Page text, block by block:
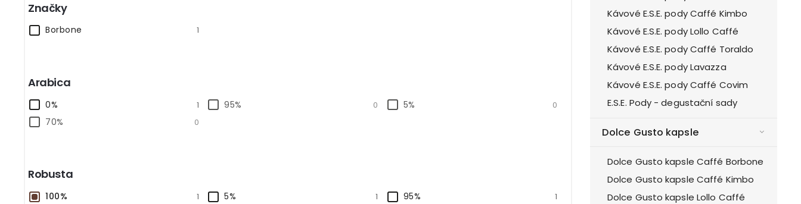
Kávové E.S.E. pody Caffé Kimbo
Kávové E.S.E. pody Lollo Caffé
Kávové E.S.E. pody Caffé Toraldo
Kávové E.S.E. pody Lavazza
Kávové E.S.E. pody Caffé Covim
E.S.E. Pody - degustační sady
Dolce Gusto kapsle
Dolce Gusto kapsle Caffé Borbone
Dolce Gusto kapsle Caffé Kimbo
Dolce Gusto kapsle Lollo Caffé
Značky
Borbone 1
Arabica
0% 1 95% 0 5% 0
70% 0
Robusta
100% 1 5% 1 95% 1